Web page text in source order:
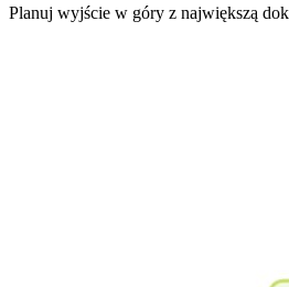
Planuj wyjście w góry z największą